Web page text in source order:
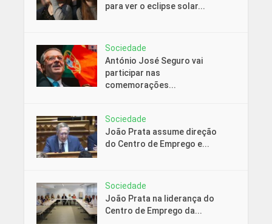
para ver o eclipse solar...
Sociedade
António José Seguro vai
participar nas
comemorações...
Sociedade
João Prata assume direção
do Centro de Emprego e...
Sociedade
João Prata na liderança do
Centro de Emprego da...